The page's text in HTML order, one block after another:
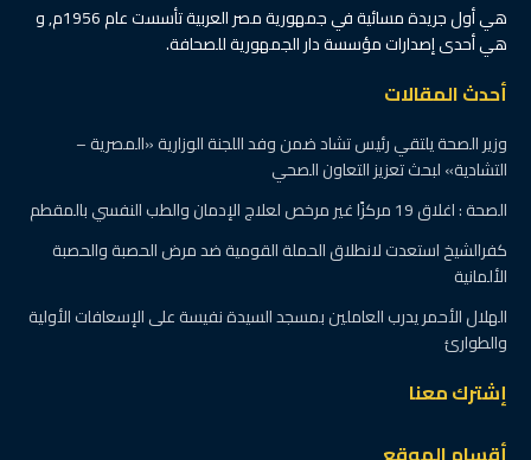
هي أول جريدة مسائية في جمهورية مصر العربية تأسست عام 1956م, و
هي أحدى إصدارات مؤسسة دار الجمهورية للصحافة.
أحدث المقالات
وزير الصحة يلتقي رئيس تشاد ضمن وفد اللجنة الوزارية «المصرية –
التشادية» لبحث تعزيز التعاون الصحي
الصحة : اغلاق 19 مركزًا غير مرخص لعلاج الإدمان والطب النفسي بالمقطم
كفرالشيخ استعدت لانطلاق الحملة القومية ضد مرض الحصبة والحصبة
الألمانية
الهلال الأحمر يدرب العاملين بمسجد السيدة نفيسة على الإسعافات الأولية
والطوارئ
إشترك معنا